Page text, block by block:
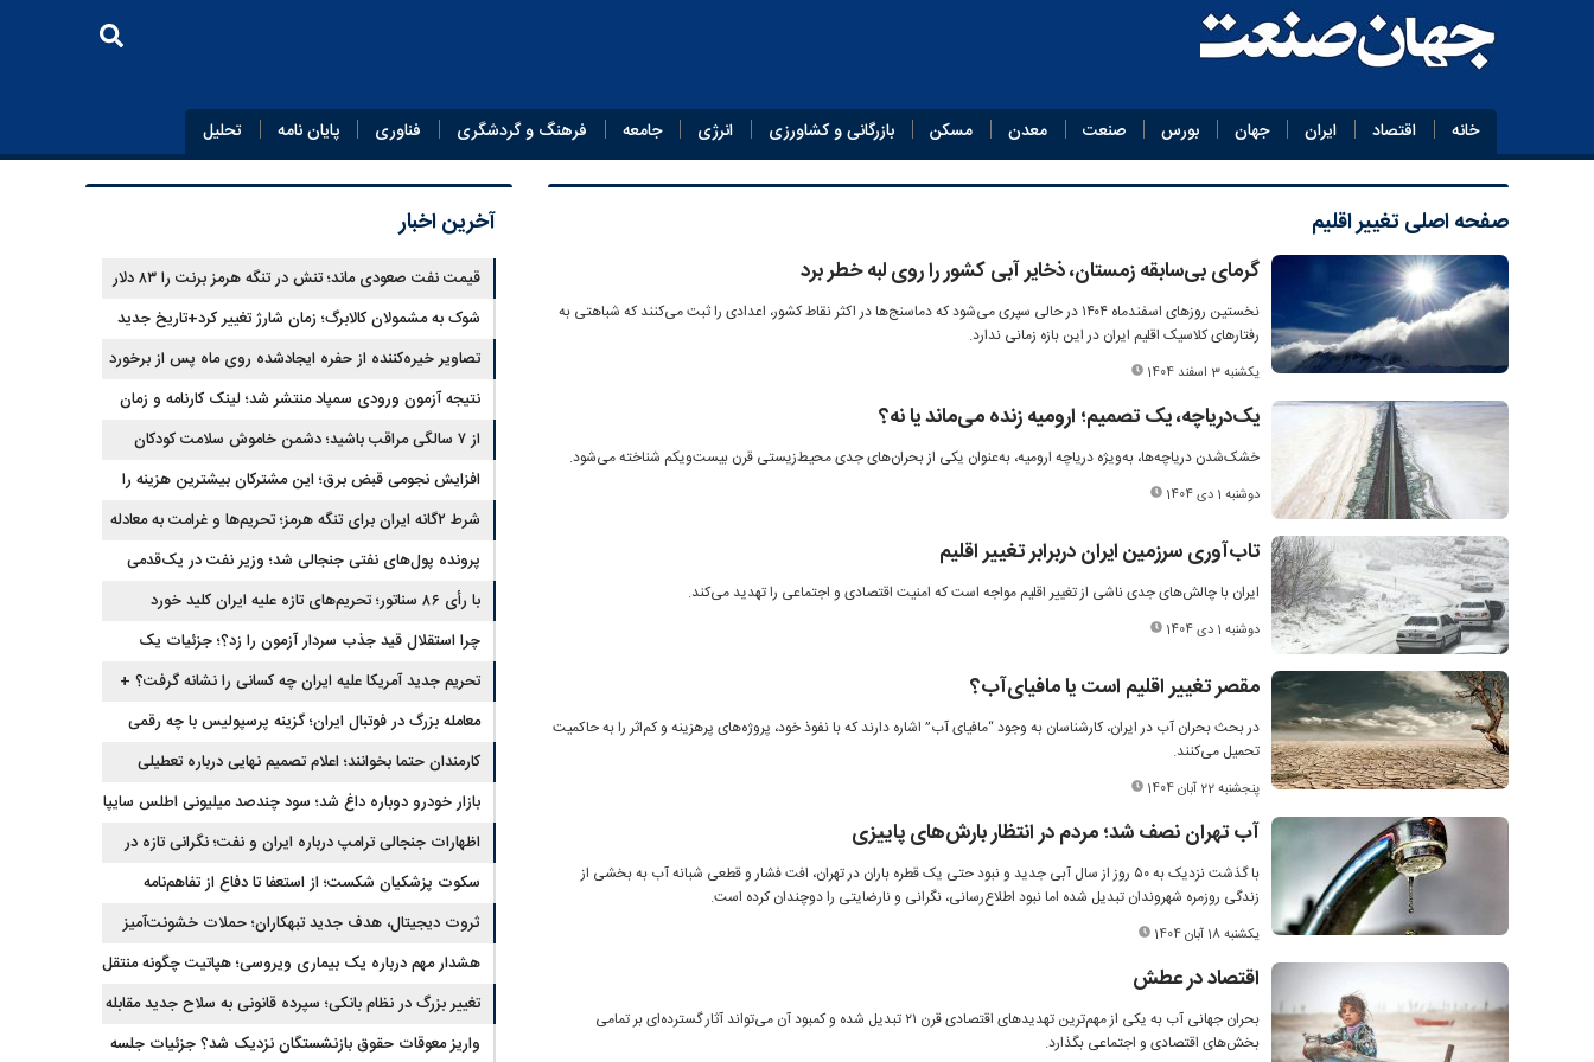
خانه اقتصاد ایران جهان بورس صنعت معدن مسکن بازرگانی و کشاورزی انرژی جامعه فرهنگ و گردشگری فناوری پایان‌ نامه تحلیل
صفحه اصلیتغییر اقلیم
گرمای بی‌سابقه زمستان، ذخایر آبی کشور را روی لبه خطر برد
نخستین روزهای اسفندماه ۱۴۰۴ در حالی سپری می‌شود که دماسنج‌ها در اکثر نقاط کشور، اعدادی را ثبت می‌کنند که شباهتی به
رفتارهای کلاسیک اقلیم ایران در این بازه زمانی ندارد.
یکشنبه 3 اسفند 1404
یک‌دریاچه، یک تصمیم؛ ارومیه زنده می‌ماند یا نه؟
خشک‌شدن دریاچه‌ها، به‌ویژه دریاچه ارومیه، به‌عنوان یکی از بحران‌های جدی محیط‌زیستی قرن بیست‌ویکم شناخته می‌شود.
دوشنبه 1 دی 1404
تاب‌آوری سرزمین ایران دربرابر تغییر اقلیم
ایران با چالش‌های جدی ناشی از تغییر اقلیم مواجه است که امنیت اقتصادی و اجتماعی را تهدید می‌کند.
دوشنبه 1 دی 1404
مقصر تغییر اقلیم است یا مافیای‌آب؟
در بحث بحران آب در ایران، کارشناسان به وجود “مافیای آب” اشاره دارند که با نفوذ خود، پروژه‌های پرهزینه و کم‌اثر را به حاکمیت
تحمیل می‌کنند.
پنجشنبه 22 آبان 1404
آب تهران نصف شد؛ مردم در انتظار بارش‌های پاییزی
با گذشت نزدیک به ۵۰ روز از سال آبی جدید و نبود حتی یک قطره باران در تهران، افت فشار و قطعی شبانه آب به بخشی از
زندگی روزمره شهروندان تبدیل شده اما نبود اطلاع‌رسانی، نگرانی و نارضایتی را دوچندان کرده است.
یکشنبه 18 آبان 1404
اقتصاد در عطش
بحران جهانی آب به یکی از مهم‌ترین تهدیدهای اقتصادی قرن ۲۱ تبدیل شده و کمبود آن می‌تواند آثار گسترده‌ای بر تمامی
بخش‌های اقتصادی و اجتماعی بگذارد.
آخرین اخبار
قیمت نفت صعودی ماند؛ تنش در تنگه هرمز برنت را ۸۳ دلار
کردشوک به مشمولان کالابرگ؛ زمان شارژ تغییر کرد+تاریخ جدید
تصاویر خیره‌کننده از حفره ایجادشده روی ماه پس از برخورد
موشک فالکون ۹
نتیجه آزمون ورودی سمپاد منتشر شد؛ لینک کارنامه و زمان
ثبت‌ناماز ۷ سالگی مراقب باشید؛ دشمن خاموش سلامت کودکان
شناسایی شد
افزایش نجومی قبض برق؛ این مشترکان بیشترین هزینه را
می‌پردازندشرط ۲گانه ایران برای تنگه هرمز؛ تحریم‌ها و غرامت به معادله
برگشتند
پرونده پول‌های نفتی جنجالی شد؛ وزیر نفت در یک‌قدمی
استیضاح
با رأی ۸۶ سناتور؛ تحریم‌های تازه علیه ایران کلید خورد
چرا استقلال قید جذب سردار آزمون را زد؟؛ جزئیات یک
انتقال منتفی
تحریم جدید آمریکا علیه ایران چه کسانی را نشانه گرفت؟ +
جزئیات
معامله بزرگ در فوتبال ایران؛ گزینه پرسپولیس با چه رقمی
جابه‌جا شد؟
کارمندان حتما بخوانند؛ اعلام تصمیم نهایی درباره تعطیلی
ادارات شنبه
بازار خودرو دوباره داغ شد؛ سود چندصد میلیونی اطلس سایپا
اظهارات جنجالی ترامپ درباره ایران و نفت؛ نگرانی تازه در
بازار انرژی
سکوت پزشکیان شکست؛ از استعفا تا دفاع از تفاهم‌نامه
جنجالی
ثروت دیجیتال، هدف جدید تبهکاران؛ حملات خشونت‌آمیز
رمزارزی افزایش یافت
هشدار مهم درباره یک بیماری ویروسی؛ هپاتیت چگونه منتقل
می‌شود؟
تغییر بزرگ در نظام بانکی؛ سپرده قانونی به سلاح جدید مقابله
با تورم تبدیل شد
واریز معوقات حقوق بازنشستگان نزدیک شد؟ جزئیات جلسه